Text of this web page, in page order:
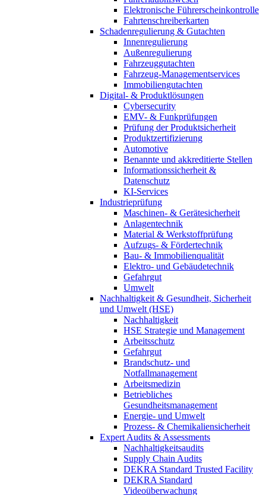
Elektronische Führerscheinkontrolle
Fahrtenschreiberkarten
Schadenregulierung & Gutachten
Innenregulierung
Außenregulierung
Fahrzeuggutachten
Fahrzeug-Managementservices
Immobiliengutachten
Digital- & Produktlösungen
Cybersecurity
EMV- & Funkprüfungen
Prüfung der Produktsicherheit
Produktzertifizierung
Automotive
Benannte und akkreditierte Stellen
Informationssicherheit &
Datenschutz
KI-Services
Industrieprüfung
Maschinen- & Gerätesicherheit
Anlagentechnik
Material & Werkstoffprüfung
Aufzugs- & Fördertechnik
Bau- & Immobilienqualität
Elektro- und Gebäudetechnik
Gefahrgut
Umwelt
Nachhaltigkeit & Gesundheit, Sicherheit
und Umwelt (HSE)
Nachhaltigkeit
HSE Strategie und Management
Arbeitsschutz
Gefahrgut
Brandschutz- und
Notfallmanagement
Arbeitsmedizin
Betriebliches
Gesundheitsmanagement
Energie- und Umwelt
Prozess- & Chemikaliensicherheit
Expert Audits & Assessments
Nachhaltigkeitsaudits
Supply Chain Audits
DEKRA Standard Trusted Facility
DEKRA Standard
Videoüberwachung